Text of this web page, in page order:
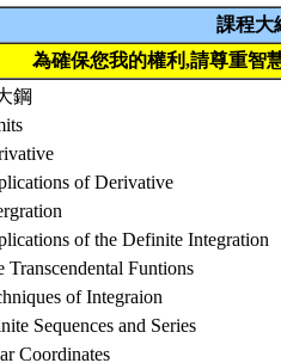
課程大
為確保您我的權利,請尊重智
鋼
of Derivative
of the Definite Integration
Transcendental Funtions
of Integraion
Sequences and Series
Coordinates